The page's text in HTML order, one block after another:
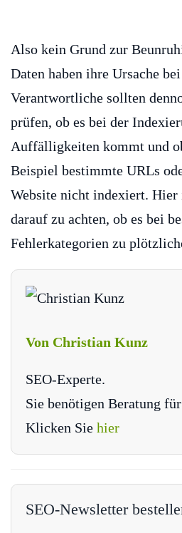
Also kein Grund zur
Daten haben ihre Ursache
Verantwortliche sollten
prüfen, ob es bei der
Auffälligkeiten kommt und
Beispiel bestimmte URLs
Website nicht indexiert. Hier
darauf zu achten, ob es bei
Fehlerkategorien zu
Von Christian Kunz
SEO-Experte.
Sie benötigen Beratung
Klicken Sie hier
SEO-Newsletter